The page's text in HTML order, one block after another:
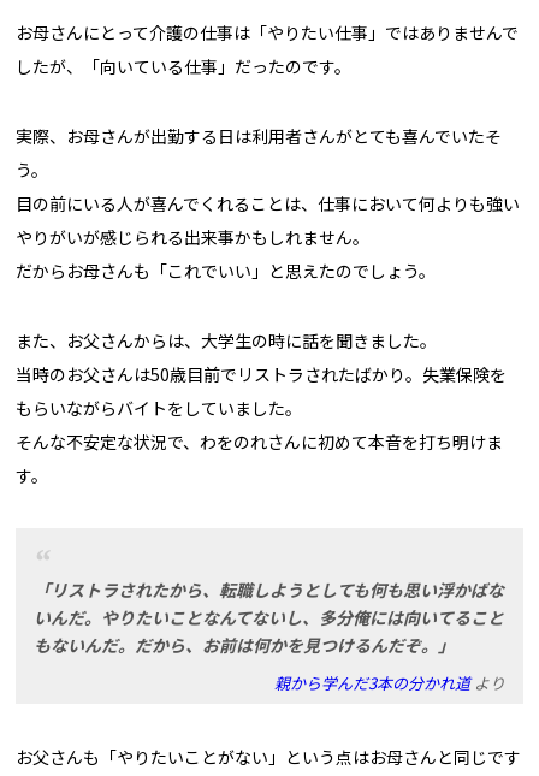
お母さんにとって介護の仕事は「やりたい仕事」ではありませんで
したが、「向いている仕事」だったのです。
実際、お母さんが出勤する日は利用者さんがとても喜んでいたそ
う。
目の前にいる人が喜んでくれることは、仕事において何よりも強い
やりがいが感じられる出来事かもしれません。
だからお母さんも「これでいい」と思えたのでしょう。
また、お父さんからは、大学生の時に話を聞きました。
当時のお父さんは50歳目前でリストラされたばかり。失業保険を
もらいながらバイトをしていました。
そんな不安定な状況で、わをのれさんに初めて本音を打ち明けま
す。
「リストラされたから、転職しようとしても何も思い浮かばな
いんだ。やりたいことなんてないし、多分俺には向いてること
もないんだ。だから、お前は何かを見つけるんだぞ。」
親から学んだ3本の分かれ道より
お父さんも「やりたいことがない」という点はお母さんと同じです